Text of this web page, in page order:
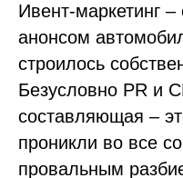
Ивент-маркетинг
анонсом
строилось
Безусловно PR и
составляющая –
проникли во все
провальным